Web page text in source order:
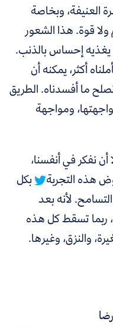
العنيفة، وبخاصة
قوة. هذا الشعور
يغذيه إحساس بالذنب.
أكثر، يمكنه أن
ما أفسدناه. الطريق
ومواجهة
نفكر في أنفسنا،
هذه التجربة
بكل
لأنه بعد
ربما تسقط كل هذه
والنزق، وغيرها.